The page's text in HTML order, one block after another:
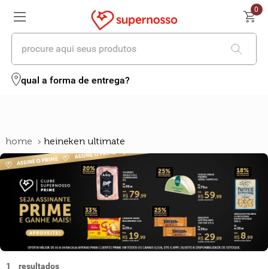
0
procure aqui seus produtos
qual a forma de entrega?
heineken ultimate
1
termos mais buscados
3º cafe
5º queijo
6º biscoito
7º vinhos